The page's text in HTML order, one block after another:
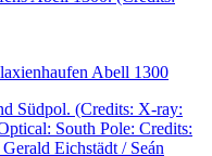
Abell 1300